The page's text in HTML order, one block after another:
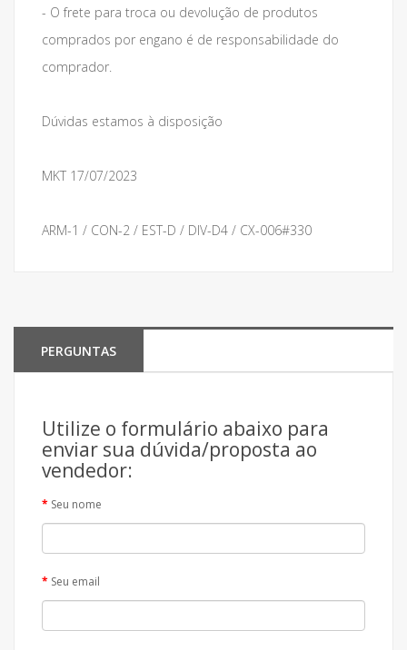
- O frete para troca ou devolução de produtos
comprados por engano é de responsabilidade do
comprador.
Dúvidas estamos à disposição
MKT 17/07/2023
ARM-1 / CON-2 / EST-D / DIV-D4 / CX-006#330
PERGUNTAS
Utilize o formulário abaixo para
enviar sua dúvida/proposta ao
vendedor:
Seu nome
Seu email